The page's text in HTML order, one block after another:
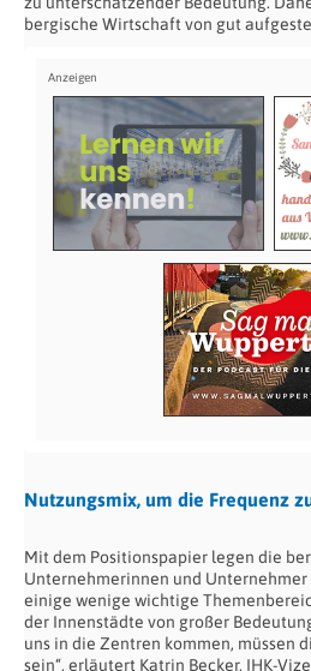
bergische Wirtschaft von gut
Nutzungsmix, um die Frequenz
Mit dem Positionspapier legen die
Unternehmerinnen und Unternehmer
einige wenige wichtige
der Innenstädte von großer
uns in die Zentren kommen, müssen
sein“, erläutert Katrin Becker, IHK-